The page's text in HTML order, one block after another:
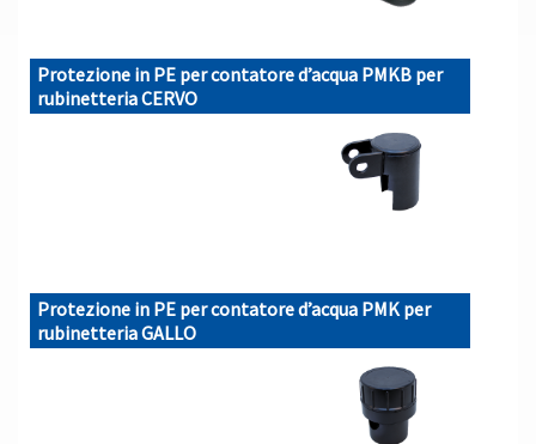
Protezione in PE per contatore d’acqua PMKB per
rubinetteria CERVO
Protezione in PE per contatore d’acqua PMK per
rubinetteria GALLO